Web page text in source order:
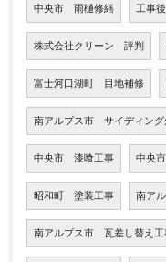
中央市 雨樋修繕 工事
株式会社クリーン 評判
富士河口湖町 目地補修
南アルプス市 サイディング
中央市 漆喰工事 中央
昭和町 塗装工事 南ア
南アルプス市 瓦差し替え工